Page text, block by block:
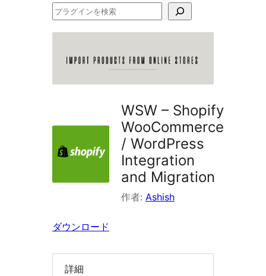
プ
ン
WSW – Shopify
WooCommerce
/ WordPress
Integration
and Migration
作者: Ashish
ダウンロード
詳細